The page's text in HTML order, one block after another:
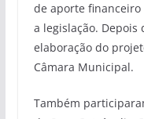
de aporte
a legislação. Depois
elaboração do
Câmara Municipal.
Também